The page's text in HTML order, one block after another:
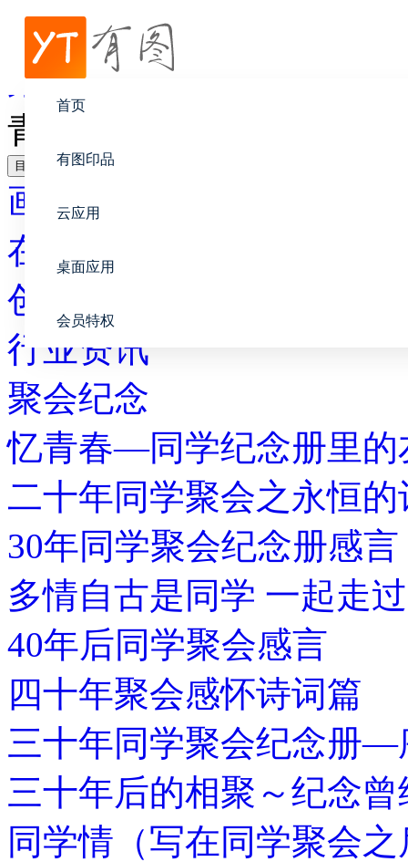
首页
有图印品
云应用
桌面应用
会员特权
帮助中心
聚会纪念
青春色彩毕业纪念册留言
目录
画册设计
在线印刷
创意设计
行业资讯
聚会纪念
忆青春—同学纪念册里的
二十年同学聚会之永恒的
30年同学聚会纪念册感言
多情自古是同学 一起走
40年后同学聚会感言
四十年聚会感怀诗词篇
三十年同学聚会纪念册—
三十年后的相聚～纪念
同学情（写在同学聚会之